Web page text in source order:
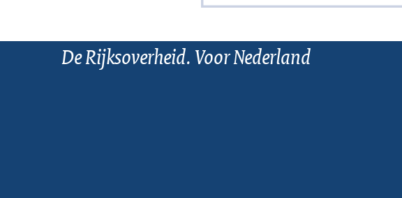
De Rijksoverheid. Voor Nederland